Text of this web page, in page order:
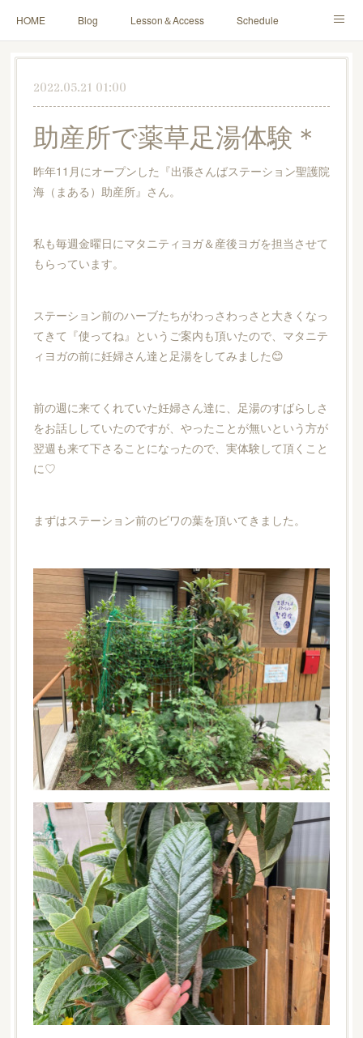
HOME Blog Lesson＆Access Schedule
Yoga for Mama＆Baby About Contact
2022.05.21 01:00
助産所で薬草足湯体験＊
昨年11月にオープンした『出張さんばステーション聖護院
海（まある）助産所』さん。
私も毎週金曜日にマタニティヨガ＆産後ヨガを担当させて
もらっています。
ステーション前のハーブたちがわっさわっさと大きくなっ
てきて『使ってね』というご案内も頂いたので、マタニテ
ィヨガの前に妊婦さん達と足湯をしてみました😊
前の週に来てくれていた妊婦さん達に、足湯のすばらしさ
をお話ししていたのですが、やったことが無いという方が
翌週も来て下さることになったので、実体験して頂くこと
に♡
まずはステーション前のビワの葉を頂いてきました。